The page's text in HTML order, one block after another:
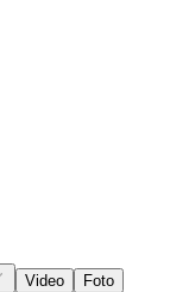
Video Foto